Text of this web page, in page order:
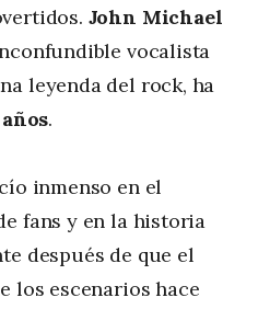
John Michael
vocalista
leyenda del rock, ha
años.
inmenso en el
fans y en la historia
después de que el
los escenarios hace